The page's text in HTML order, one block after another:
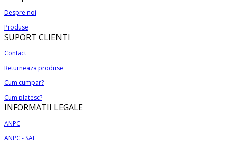
produsului.
pot
fi
alese
pagina
produsului.
are
mai
multe
variații.
Opțiunile
pot
fi
alese
în
pagina
produsului.
Despre noi
Produse
SUPORT CLIENTI
Contact
Returneaza produse
Cum cumpar?
Cum platesc?
INFORMATII LEGALE
ANPC
ANPC - SAL